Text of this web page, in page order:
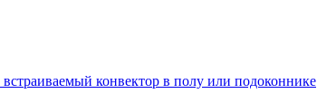
конвектор в полу или подоконнике